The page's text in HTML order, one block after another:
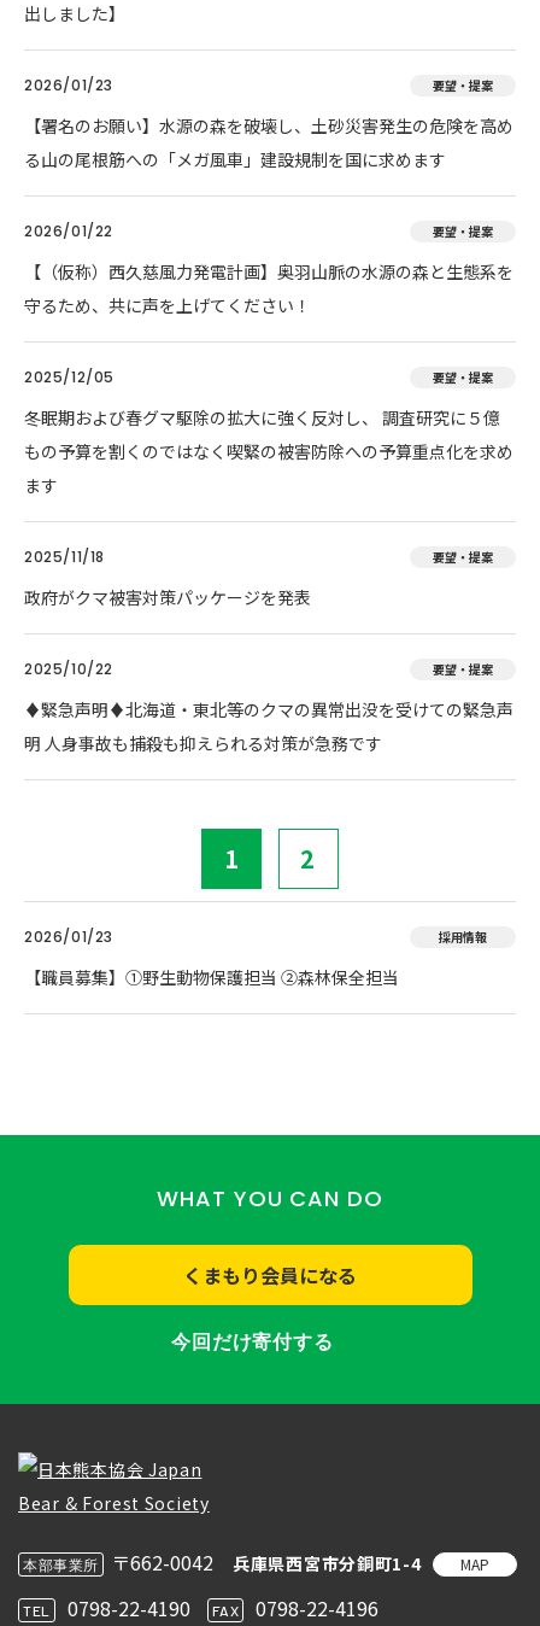
出しました】
2026/01/23 要望・提案
【署名のお願い】水源の森を破壊し、土砂災害発生の危険を高め
る山の尾根筋への「メガ風車」建設規制を国に求めます
2026/01/22 要望・提案
【（仮称）西久慈風力発電計画】奥羽山脈の水源の森と生態系を
守るため、共に声を上げてください！
2025/12/05 要望・提案
冬眠期および春グマ駆除の拡大に強く反対し、 調査研究に５億
もの予算を割くのではなく喫緊の被害防除への予算重点化を求め
ます
2025/11/18 要望・提案
政府がクマ被害対策パッケージを発表
2025/10/22 要望・提案
♦️緊急声明♦️北海道・東北等のクマの異常出没を受けての緊急声
明 人身事故も捕殺も抑えられる対策が急務です
1 2
2026/01/23 採用情報
【職員募集】①野生動物保護担当 ②森林保全担当
WHAT YOU CAN DO
くまもり会員になる
今回だけ寄付する
本部事業所 〒662-0042 兵庫県西宮市分銅町1-4 MAP
TEL 0798-22-4190 FAX 0798-22-4196